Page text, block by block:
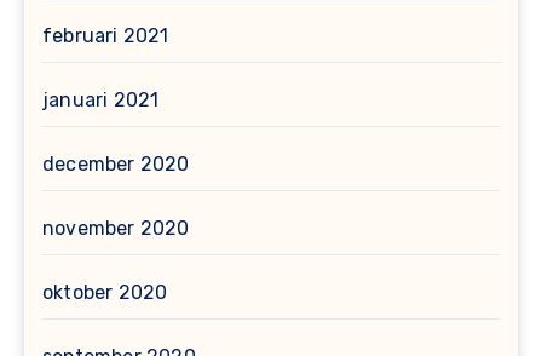
februari 2021
januari 2021
december 2020
november 2020
oktober 2020